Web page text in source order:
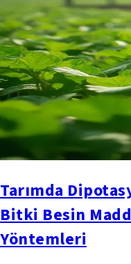
Tarımda
Bitki Besin
Yöntemleri